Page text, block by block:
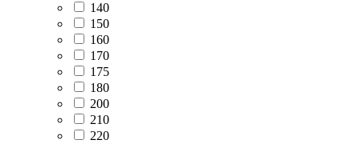
140
150
160
170
175
180
200
210
220